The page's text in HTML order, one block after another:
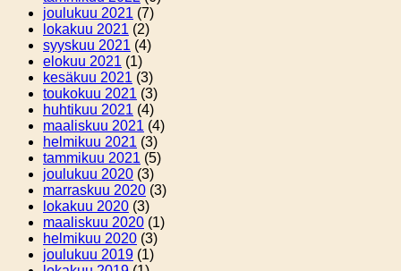
joulukuu 2021 (7)
lokakuu 2021 (2)
syyskuu 2021 (4)
elokuu 2021 (1)
kesäkuu 2021 (3)
toukokuu 2021 (3)
huhtikuu 2021 (4)
maaliskuu 2021 (4)
helmikuu 2021 (3)
tammikuu 2021 (5)
joulukuu 2020 (3)
marraskuu 2020 (3)
lokakuu 2020 (3)
maaliskuu 2020 (1)
helmikuu 2020 (3)
joulukuu 2019 (1)